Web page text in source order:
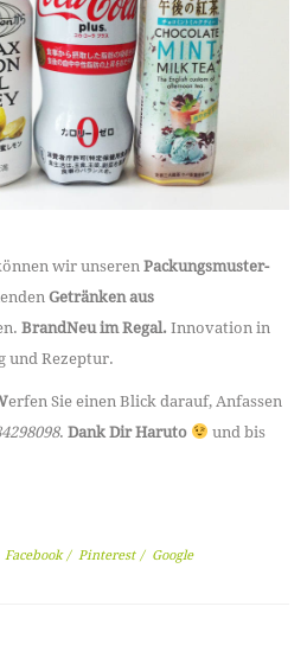
wir unseren Packungsmuster-
Getränken aus
BrandNeu im Regal. Innovation in
und Rezeptur.
erfen Sie einen Blick darauf, Anfassen
. Dank Dir Haruto
und bis
Facebook / Pinterest / Google